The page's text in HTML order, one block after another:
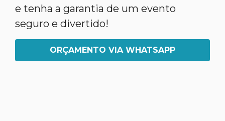
e tenha a garantia de um evento
seguro e divertido!
ORÇAMENTO VIA WHATSAPP